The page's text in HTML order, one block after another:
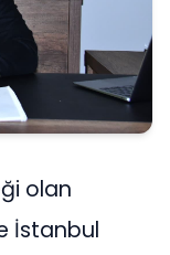
olan
İstanbul